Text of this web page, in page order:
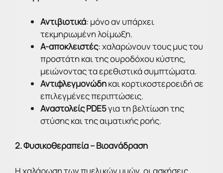
Αντιβιοτικά: μόνο αν υπάρχει
τεκμηριωμένη λοίμωξη.
Α-αποκλειστές: χαλαρώνουν τους μυς του
προστάτη και της ουροδόχου κύστης,
μειώνοντας τα ερεθιστικά συμπτώματα.
Αντιφλεγμονώδηκαι κορτικοστεροειδή σε
επιλεγμένες περιπτώσεις.
Αναστολείς PDE5για τη βελτίωση της
στύσης και της αιματικής ροής.
2. Φυσικοθεραπεία – Βιοανάδραση